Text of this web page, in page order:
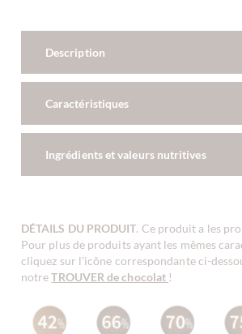
Description
Caractéristiques
Ingrédients et valeurs nutritives
DÉTAILS DU PRODUIT. Ce produit a les
Pour plus de produits ayant les mêmes
cliquez sur l'icône correspondante ci-
notreTROUVER de chocolat !